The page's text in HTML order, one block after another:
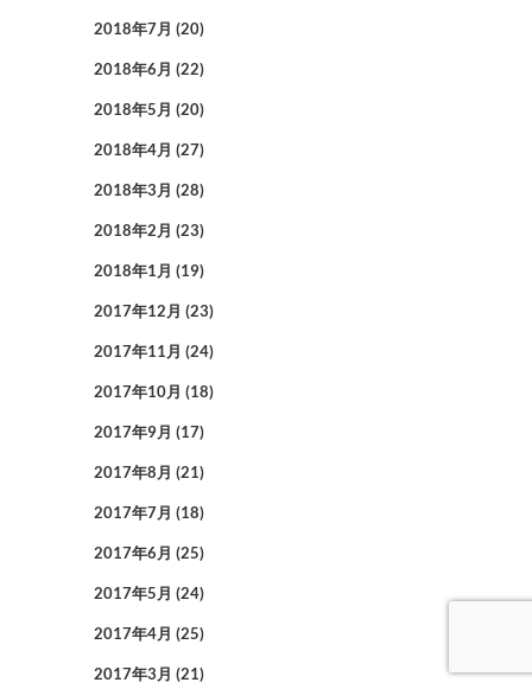
2018年7月 (20)
2018年6月 (22)
2018年5月 (20)
2018年4月 (27)
2018年3月 (28)
2018年2月 (23)
2018年1月 (19)
2017年12月 (23)
2017年11月 (24)
2017年10月 (18)
2017年9月 (17)
2017年8月 (21)
2017年7月 (18)
2017年6月 (25)
2017年5月 (24)
2017年4月 (25)
2017年3月 (21)